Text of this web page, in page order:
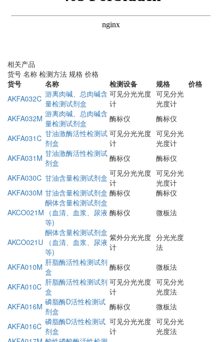
相关产品
货号 名称 检测方法 规格 价格
货号
名称 检测设备 规格
价格
AKFA032C 游离肉碱、总肉碱含
量检测试剂盒
可见分光光度
计
可见分光
光度计
AKFA032M 游离肉碱、总肉碱含
量检测试剂盒
酶标仪
酶标仪
AKFA031C 甘油激酶活性检测试
剂盒
可见分光光度
计
可见分光
光度计
AKFA031M 甘油激酶活性检测试
剂盒
酶标仪
酶标仪
AKFA030C 甘油含量检测试剂盒 可见分光光度
计
可见分光
光度计
AKFA030M 甘油含量检测试剂盒 酶标仪
酶标仪
AKCO021M
酮体含量检测试剂盒
（血清、血浆、尿液
等)
酶标仪 微板法
AKCO021U
酮体含量检测试剂盒
（血清、血浆、尿液
等)
紫外分光光度
计
分光光度
法
AKFA010M 肝脂酶活性检测试剂
盒
酶标仪
微板法
AKFA010C 肝脂酶活性检测试剂
盒
可见分光光度
计
可见分光
光度法
AKFA016M 磷脂酶D活性检测试
剂盒
酶标仪
微板法
AKFA016C 磷脂酶D活性检测试
剂盒
可见分光光度
计
可见分光
光度法